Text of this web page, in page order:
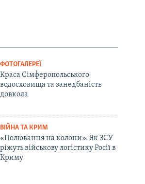
ФОТОГАЛЕРЕЇ
Краса Сімферопольського
водосховища та занедбаність
довкола
ВІЙНА ТА КРИМ
«Полювання на колони». Як ЗСУ
ріжуть військову логістику Росії в
Криму